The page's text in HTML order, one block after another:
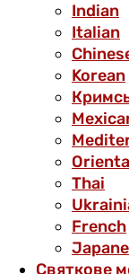
Indian
Italian
Korean
Thai
French
Святкове